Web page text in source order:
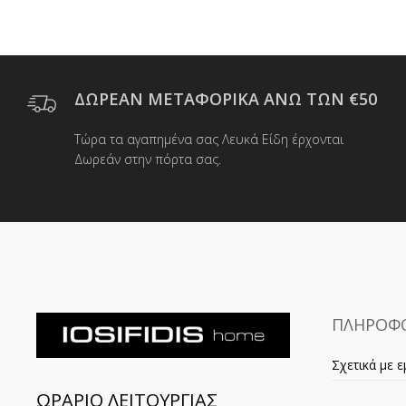
ΔΩΡΕΑΝ ΜΕΤΑΦΟΡΙΚΑ ΑΝΩ ΤΩΝ €50
Τώρα τα αγαπημένα σας Λευκά Είδη έρχονται
Δωρεάν στην πόρτα σας.
ΩΡΑΡΙΟ ΛΕΙΤΟΥΡΓΙΑΣ
Σχετικά με